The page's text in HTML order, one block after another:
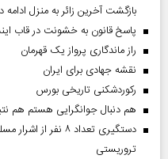
بازگشت آخرین زائر به منزل ادامه
پاسخ قانون به خشونت در قاب
راز ماندگاری پرواز یک قهرمان
نقشه جهادی برای ایران
رکوردشکنی تاریخی بورس
هم دنبال جوانگرایی هستم هم
دستگیری تعداد ۸
تروریستی